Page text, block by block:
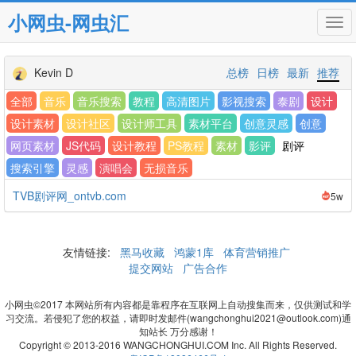
小网虫-网虫汇
Kevin D 推荐
最新
日榜
总榜
全部
音乐 音乐搜索 教程 高清图片 影视搜索 泰剧
设计
设计素材
设计社区 设计师工具 素材平台 创意灵感
创意
网页素材
JS代码 设计教程 PS教程 素材 影评
剧评
搜索引擎
灵感 演唱会
无损音乐
TVB剧评网_ontvb.com
5w
友情链接: 黑马收藏 鸿蒙1库 体育营销推广
提交网站
广告合作
小网虫©2017 本网站所有内容都是靠程序在互联网上自动搜集而来，仅供测试和学
习交流。若侵犯了您的权益，请即时发邮件(wangchonghui2021@outlook.com)通
知站长 万分感谢！
Copyright © 2013-2016 WANGCHONGHUI.COM Inc. All Rights Reserved.